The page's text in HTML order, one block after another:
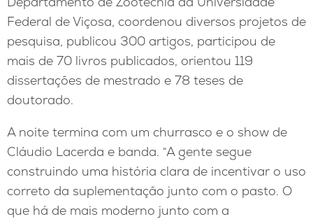
Federal de Viçosa, coordenou diversos projetos de
pesquisa, publicou 300 artigos, participou de
mais de 70 livros publicados, orientou 119
dissertações de mestrado e 78 teses de
doutorado.
A noite termina com um churrasco e o show de
Cláudio Lacerda e banda. “A gente segue
construindo uma história clara de incentivar o uso
correto da suplementação junto com o pasto. O
que há de mais moderno junto com a